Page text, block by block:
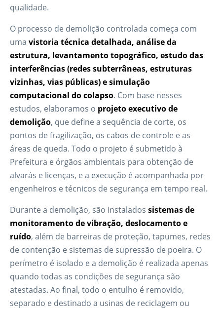
qualidade.
O processo de demolição controlada começa com
uma vistoria técnica detalhada, análise da
estrutura, levantamento topográfico, estudo das
interferências (redes subterrâneas, estruturas
vizinhas, vias públicas) e simulação
computacional do colapso. Com base nesses
estudos, elaboramos o projeto executivo de
demolição, que define a sequência de corte, os
pontos de fragilização, os cabos de controle e as
áreas de queda. Todo o projeto é submetido à
Prefeitura e órgãos ambientais para obtenção de
alvarás e licenças, e a execução é acompanhada por
engenheiros e técnicos de segurança em tempo real.
Durante a demolição, são instalados sistemas de
monitoramento de vibração, deslocamento e
ruído, além de barreiras de proteção, tapumes, redes
de contenção e sistemas de supressão de poeira. O
perímetro é isolado e a demolição é realizada apenas
quando todas as condições de segurança são
atestadas. Ao final, todo o entulho é removido,
separado e destinado a usinas de reciclagem ou